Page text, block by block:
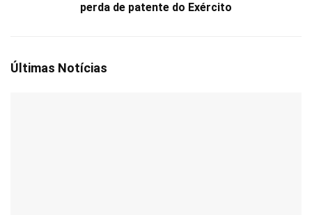
perda de patente do Exército
Últimas Notícias